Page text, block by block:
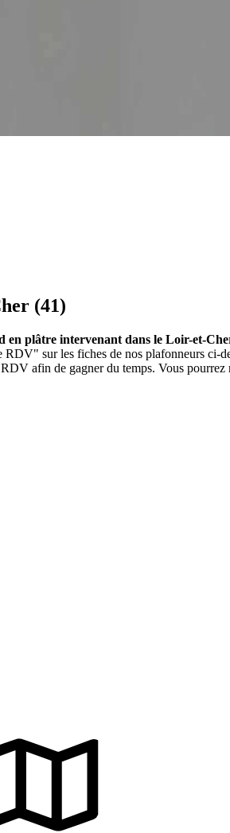
(41)
en plâtre intervenant dans le Loir-et-
sur les fiches de nos plafonneurs ci-
afin de gagner du temps. Vous